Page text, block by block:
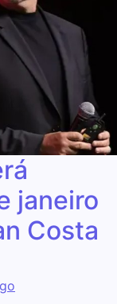
janeiro
Costa